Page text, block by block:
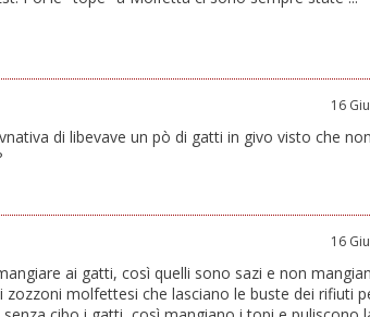
16
di libevave un pò di gatti in givo visto che
16
ai gatti, così quelli sono sazi e non
molfettesi che lasciano le buste dei rifiuti